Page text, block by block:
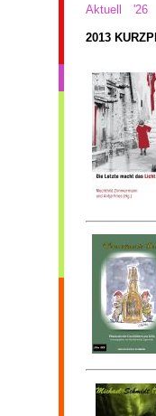
Aktuell '26
2013